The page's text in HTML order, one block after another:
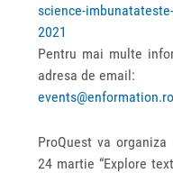
science-
2021
Pentru mai multe
adresa de email:
events@enformation.ro
ProQuest va
24 martie “Explore